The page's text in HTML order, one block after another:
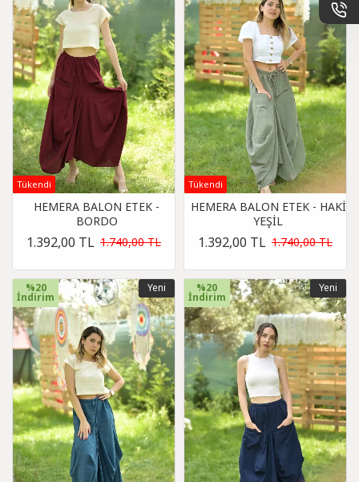
Tükendi
HEMERA BALON ETEK -
BORDO
1.392,00 TL 1.740,00 TL
Tükendi
HEMERA BALON ETEK - HAKİ
YEŞİL
1.392,00 TL 1.740,00 TL
Yeni
%20
İndirim
Yeni
%20
İndirim